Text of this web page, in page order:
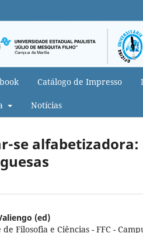
Catálogo de Impresso
Notícias
se
(ed)
de Filosofia e Ciências - FFC -